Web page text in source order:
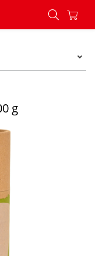
100 g - Konzum
g